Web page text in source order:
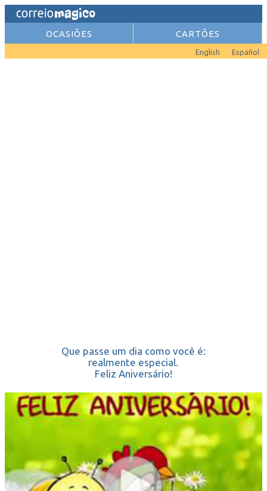
OCASIÕES CARTÕES
Español
English
Que passe um dia como você é:
realmente especial.
Feliz Aniversário!